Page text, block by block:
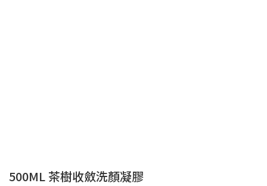
500ML 茶樹收斂洗顏凝膠